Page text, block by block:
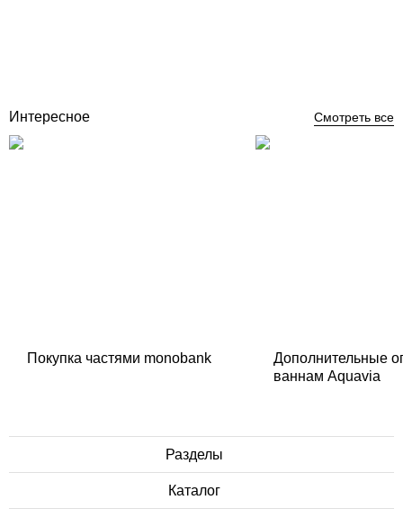
Интересное Смотреть все
Покупка частями monobank
Дополнительные
ваннам Aquavia
Разделы
Каталог